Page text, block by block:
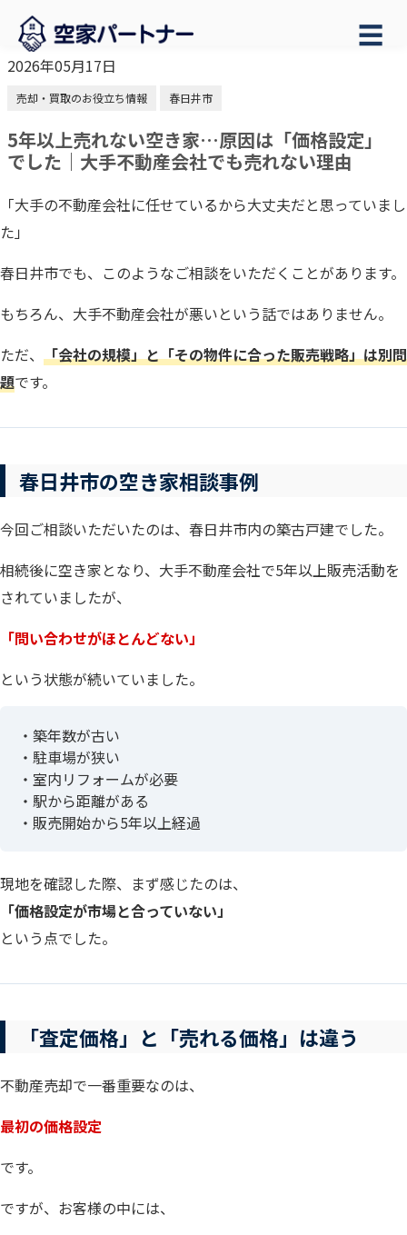
☰
2026年05月17日
売却・買取のお役立ち情報 春日井市
5年以上売れない空き家…原因は「価格設定」
でした｜大手不動産会社でも売れない理由
「大手の不動産会社に任せているから大丈夫だと思っていまし
た」
春日井市でも、このようなご相談をいただくことがあります。
もちろん、大手不動産会社が悪いという話ではありません。
ただ、 「会社の規模」と「その物件に合った販売戦略」は別問
題です。
春日井市の空き家相談事例
今回ご相談いただいたのは、春日井市内の築古戸建でした。
相続後に空き家となり、大手不動産会社で5年以上販売活動を
されていましたが、
「問い合わせがほとんどない」
という状態が続いていました。
・築年数が古い
・駐車場が狭い
・室内リフォームが必要
・駅から距離がある
・販売開始から5年以上経過
現地を確認した際、まず感じたのは、
「価格設定が市場と合っていない」
という点でした。
「査定価格」と「売れる価格」は違う
不動産売却で一番重要なのは、
最初の価格設定
です。
ですが、お客様の中には、